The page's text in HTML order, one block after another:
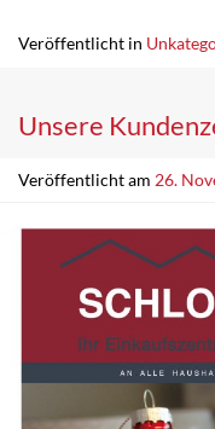
Veröffentlicht in
Unsere
Veröffentlicht am 26.